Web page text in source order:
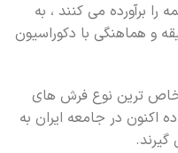
را برآورده می کنند ، به
و هماهنگی با دکوراسیون
ترین نوع فرش های
اکنون در جامعه ایران به